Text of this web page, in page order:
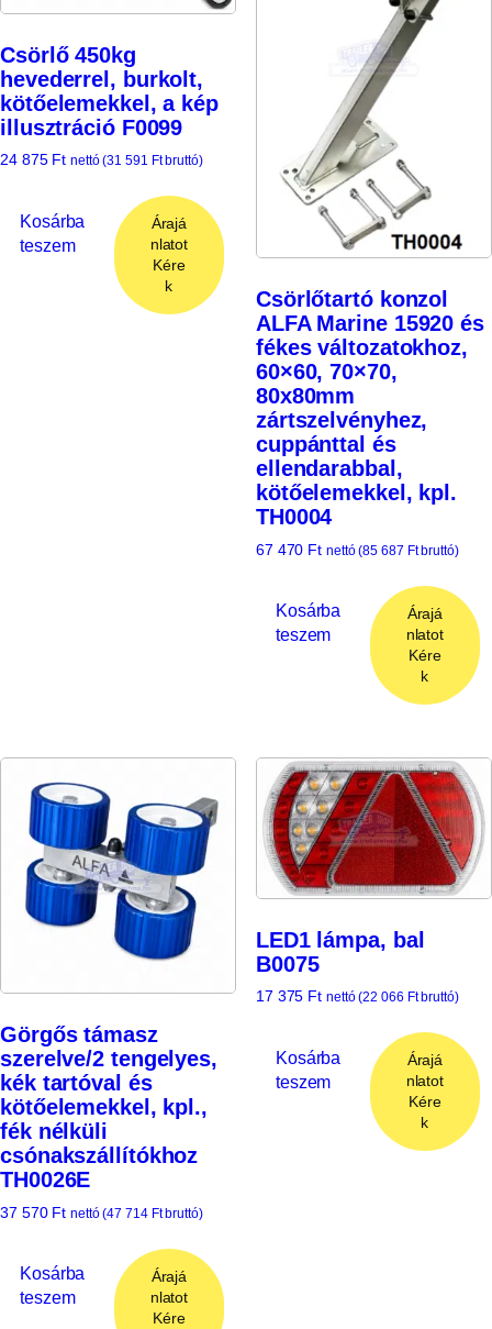
Csörlő 450kg
hevederrel, burkolt,
kötőelemekkel, a kép
illusztráció F0099
24 875 Ft nettó (31 591 Ftbruttó)
Kosárba
teszem
Árajá
nlatot
Kére
k
Csörlőtartó konzol
ALFA Marine 15920 és
fékes változatokhoz,
60×60, 70×70,
80x80mm
zártszelvényhez,
cuppánttal és
ellendarabbal,
kötőelemekkel, kpl.
TH0004
67 470 Ft nettó (85 687 Ftbruttó)
Kosárba
teszem
Árajá
nlatot
Kére
k
Görgős támasz
szerelve/2 tengelyes,
kék tartóval és
kötőelemekkel, kpl.,
fék nélküli
csónakszállítókhoz
TH0026E
37 570 Ft nettó (47 714 Ftbruttó)
Kosárba
teszem
Árajá
nlatot
Kére
LED1 lámpa, bal
B0075
17 375 Ft nettó (22 066 Ftbruttó)
Kosárba
teszem
Árajá
nlatot
Kére
k